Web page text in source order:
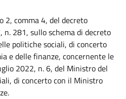
2, comma 4, del decreto
281, sullo schema di decreto
politiche sociali, di concerto
e delle finanze, concernente le
2022, n. 6, del Ministro del
di concerto con il Ministro